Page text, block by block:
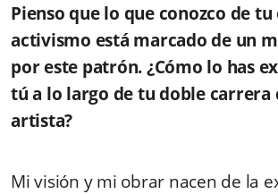
Pienso que lo que conozco de
activismo está marcado de un
por este patrón. ¿Cómo lo has
tú a lo largo de tu doble carrera
artista?
Mi visión y mi obrar nacen de la